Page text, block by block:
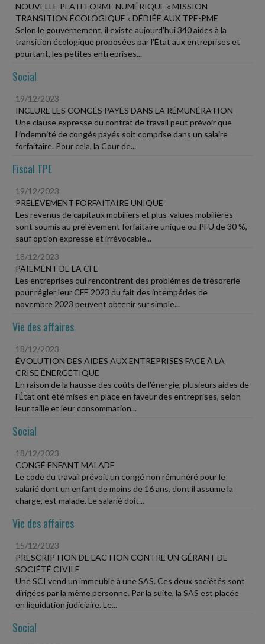
NOUVELLE PLATEFORME NUMÉRIQUE « MISSION
TRANSITION ÉCOLOGIQUE » DÉDIÉE AUX TPE-PME
Selon le gouvernement, il existe aujourd'hui 340 aides à la
transition écologique proposées par l'État aux entreprises et
pourtant, les petites entreprises...
Social
19/12/2023
INCLURE LES CONGÉS PAYÉS DANS LA RÉMUNÉRATION
Une clause expresse du contrat de travail peut prévoir que
l'indemnité de congés payés soit comprise dans un salaire
forfaitaire. Pour cela, la Cour de...
Fiscal TPE
19/12/2023
PRÉLÈVEMENT FORFAITAIRE UNIQUE
Les revenus de capitaux mobiliers et plus-values mobilières
sont soumis au prélèvement forfaitaire unique ou PFU de 30 %,
sauf option expresse et irrévocable...
18/12/2023
PAIEMENT DE LA CFE
Les entreprises qui rencontrent des problèmes de trésorerie
pour régler leur CFE 2023 du fait des intempéries de
novembre 2023 peuvent obtenir sur simple...
Vie des affaires
18/12/2023
ÉVOLUTION DES AIDES AUX ENTREPRISES FACE À LA
CRISE ÉNERGÉTIQUE
En raison de la hausse des coûts de l'énergie, plusieurs aides de
l'État ont été mises en place en faveur des entreprises, selon
leur taille et leur consommation...
Social
18/12/2023
CONGÉ ENFANT MALADE
Le code du travail prévoit un congé non rémunéré pour le
salarié dont un enfant de moins de 16 ans, dont il assume la
charge, est malade. Le salarié doit...
Vie des affaires
15/12/2023
PRESCRIPTION DE L'ACTION CONTRE UN GÉRANT DE
SOCIÉTÉ CIVILE
Une SCI vend un immeuble à une SAS. Ces deux sociétés sont
dirigées par la même personne. Par la suite, la SAS est placée
en liquidation judiciaire. Le...
Social